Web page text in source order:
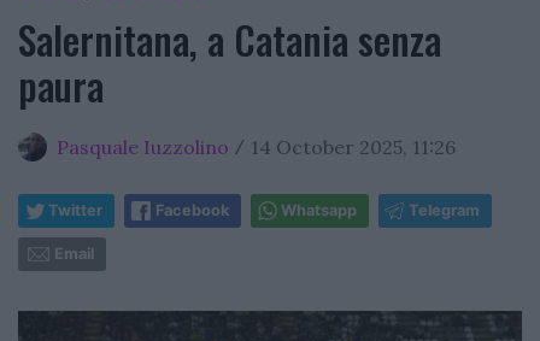
Salernitana, a Catania senza
paura
Pasquale Iuzzolino / 14 October 2025, 11:26
Twitter Facebook Whatsapp Telegram
Email